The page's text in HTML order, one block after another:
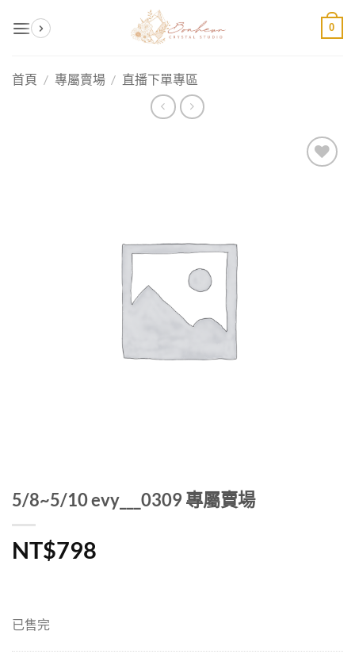
0
首頁 / 專屬賣場 / 直播下單專區
5/8~5/10 evy___0309 專屬賣場
NT$798
已售完